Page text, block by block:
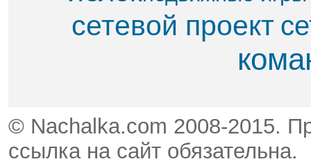
сетевой проект
© Nachalka.com 2008-2015.
ссылка на сайт обязательна.